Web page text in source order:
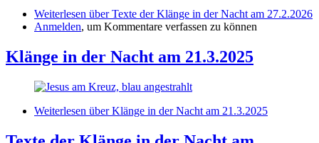
Weiterlesen über Texte der Klänge in der Nacht am 27.2.2026
Anmelden, um Kommentare verfassen zu können
Klänge in der Nacht am 21.3.2025
Weiterlesen über Klänge in der Nacht am 21.3.2025